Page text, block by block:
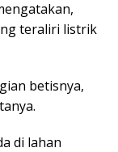
teraliri listrik
betisnya,
di lahan